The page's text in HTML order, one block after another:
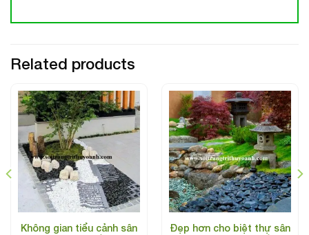
Related products
Không gian tiểu cảnh sân
Đẹp hơn cho biệt thự sân